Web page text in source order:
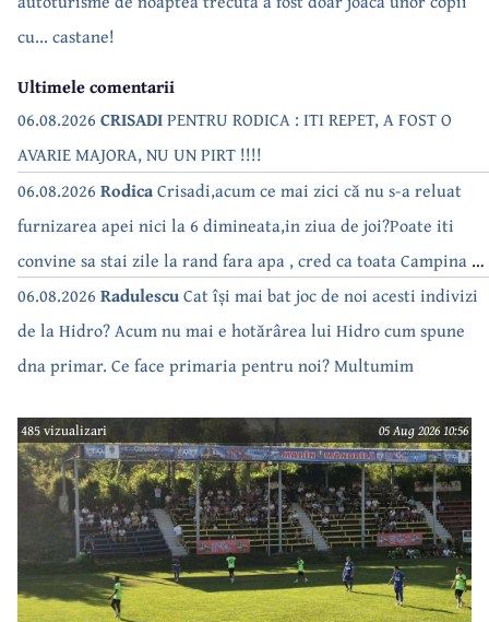
cu... castane!
Ultimele comentarii
06.08.2026 CRISADIPENTRU RODICA : ITI REPET, A FOST O
AVARIE MAJORA, NU UN PIRT !!!!
06.08.2026 RodicaCrisadi,acum ce mai zici că nu s-a reluat
furnizarea apei nici la 6 dimineata,in ziua de joi?Poate iti
convine sa stai zile la rand fara apa , cred ca toata Campina s-
a săturat de cate ori se tot oprește apa!!
06.08.2026 RadulescuCat își mai bat joc de noi acesti indivizi
de la Hidro? Acum nu mai e hotărârea lui Hidro cum spune
dna primar. Ce face primaria pentru noi? Multumim
485 vizualizari 05 Aug 2026 10:56